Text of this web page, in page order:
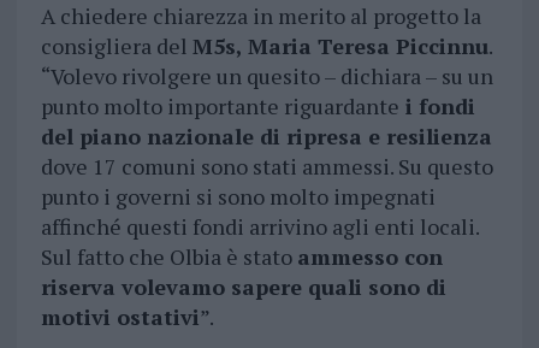
A chiedere chiarezza in merito al progetto la
consigliera del M5s, Maria Teresa Piccinnu.
“Volevo rivolgere un quesito – dichiara – su un
punto molto importante riguardante i fondi
del piano nazionale di ripresa e resilienza
dove 17 comuni sono stati ammessi. Su questo
punto i governi si sono molto impegnati
affinché questi fondi arrivino agli enti locali.
Sul fatto che Olbia è stato ammesso con
riserva volevamo sapere quali sono di
motivi ostativi”.